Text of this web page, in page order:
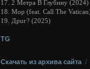
17. 2 Метра В Глубину (2024)
18. Мор (feat. Call The
19. Дрuг? (2025)
TG
Скачать из архива сайта /